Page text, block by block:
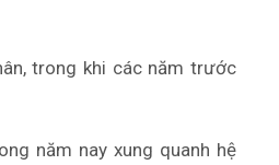
trong khi các năm trước
năm nay xung quanh hệ